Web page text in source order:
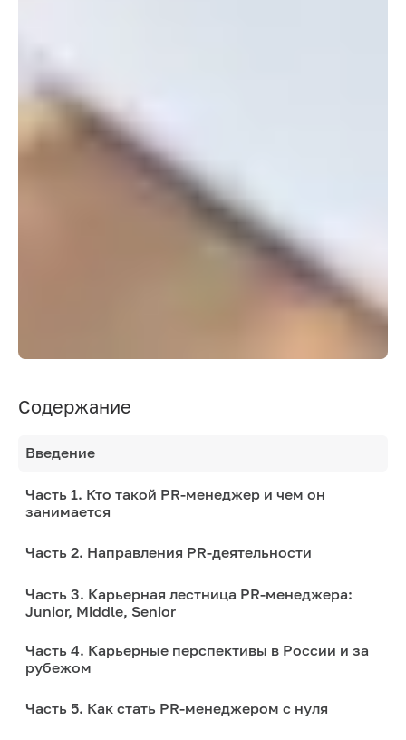
Содержание
Введение
Часть 1. Кто такой PR-менеджер и чем он
занимается
Часть 2. Направления PR-деятельности
Часть 3. Карьерная лестница PR-менеджера:
Junior, Middle, Senior
Часть 4. Карьерные перспективы в России и за
рубежом
Часть 5. Как стать PR-менеджером с нуля